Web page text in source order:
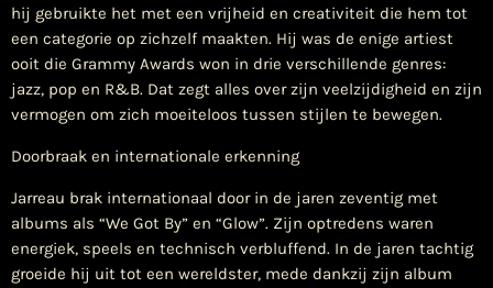
hij gebruikte het met een vrijheid en creativiteit die hem tot
een categorie op zichzelf maakten. Hij was de enige artiest
ooit die Grammy Awards won in drie verschillende genres:
jazz, pop en R&B. Dat zegt alles over zijn veelzijdigheid en zijn
vermogen om zich moeiteloos tussen stijlen te bewegen.
Doorbraak en internationale erkenning
Jarreau brak internationaal door in de jaren zeventig met
albums als “We Got By” en “Glow”. Zijn optredens waren
energiek, speels en technisch verbluffend. In de jaren tachtig
groeide hij uit tot een wereldster, mede dankzij zijn album